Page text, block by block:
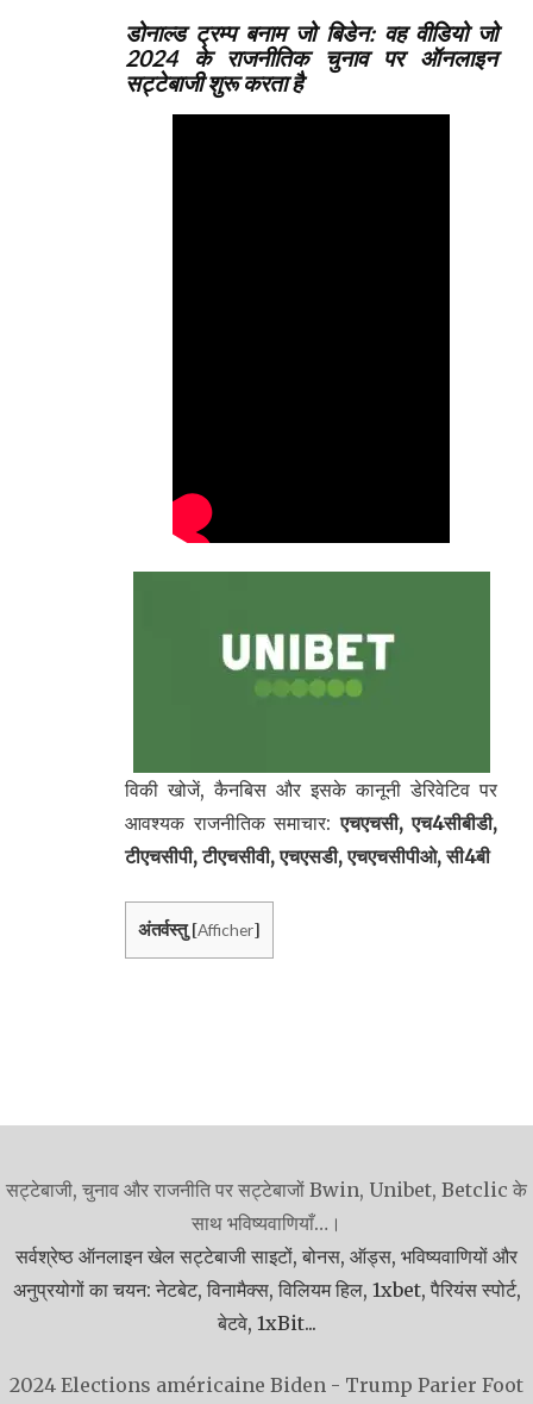
डोनाल्ड ट्रम्प बनाम जो बिडेन: वह वीडियो जो
2024 के राजनीतिक चुनाव पर ऑनलाइन
सट्टेबाजी शुरू करता है
विकी खोजें, कैनबिस और इसके कानूनी डेरिवेटिव पर
आवश्यक राजनीतिक समाचार:एचएचसी, एच4सीबीडी,
टीएचसीपी, टीएचसीवी, एचएसडी, एचएचसीपीओ, सी4बी
अंतर्वस्तु [Afficher]
सट्टेबाजी, चुनाव और राजनीति पर सट्टेबाजों Bwin, Unibet, Betclic के
साथ भविष्यवाणियाँ…।
सर्वश्रेष्ठ ऑनलाइन खेल सट्टेबाजी साइटों, बोनस, ऑड्स, भविष्यवाणियों और
अनुप्रयोगों का चयन: नेटबेट, विनामैक्स, विलियम हिल, 1xbet, पैरियंस स्पोर्ट,
बेटवे, 1xBit...
2024 Elections américaine Biden - Trump Parier Foot